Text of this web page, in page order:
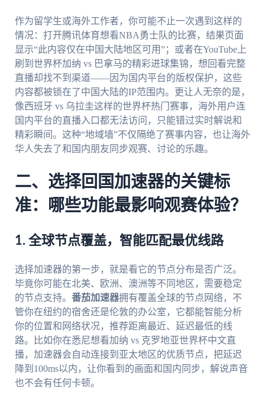
作为留学生或海外工作者，你可能不止一次遇到这样的
情况：打开腾讯体育想看NBA勇士队的比赛，结果页面
显示“此内容仅在中国大陆地区可用”；或者在YouTube上
刷到世界杯加纳 vs 巴拿马的精彩进球集锦，想回看完整
直播却找不到渠道——因为国内平台的版权保护，这些
内容都被锁在了中国大陆的IP范围内。更让人无奈的是，
像西班牙 vs 乌拉圭这样的世界杯热门赛事，海外用户连
国内平台的直播入口都无法访问，只能错过实时解说和
精彩瞬间。这种“地域墙”不仅隔绝了赛事内容，也让海外
华人失去了和国内朋友同步观赛、讨论的乐趣。
二、选择回国加速器的关键标
准：哪些功能最影响观赛体验？
1. 全球节点覆盖，智能匹配最优线路
选择加速器的第一步，就是看它的节点分布是否广泛。
毕竟你可能在北美、欧洲、澳洲等不同地区，需要稳定
的节点支持。 番茄加速器拥有覆盖全球的节点网络，不
管你在纽约的宿舍还是伦敦的办公室，它都能智能分析
你的位置和网络状况，推荐距离最近、延迟最低的线
路。比如你在悉尼想看加纳 vs 克罗地亚世界杯中文直
播，加速器会自动连接到亚太地区的优质节点，把延迟
降到100ms以内，让你看到的画面和国内同步，解说声音
也不会有任何卡顿。